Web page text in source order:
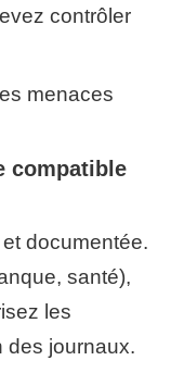
contrôler
menaces
compatible
et documentée.
santé),
les
des journaux.